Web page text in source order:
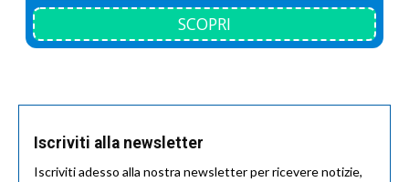
SCOPRI
Iscriviti alla newsletter
Iscriviti adesso alla nostra newsletter per ricevere notizie,